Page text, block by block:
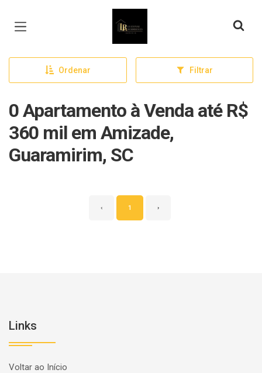
Página inicial
Ordenar Filtrar
0 Apartamento à Venda até R$
360 mil em Amizade,
Guaramirim, SC
‹ 1 ›
Links
Voltar ao Início